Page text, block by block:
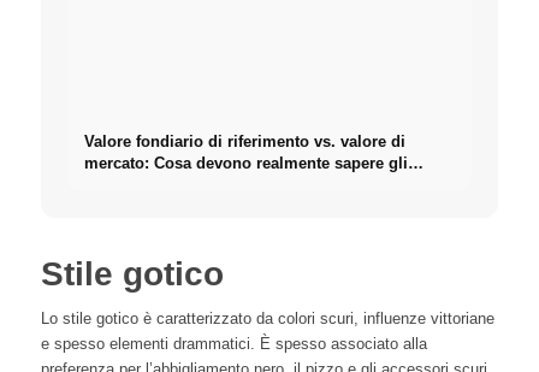
Valore fondiario di riferimento vs. valore di
mercato: Cosa devono realmente sapere gli
Stile gotico
Lo stile gotico è caratterizzato da colori scuri, influenze vittoriane
e spesso elementi drammatici. È spesso associato alla